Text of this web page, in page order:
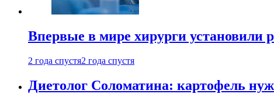
Впервые в мире хирурги установили
2 года спустя2 года спустя
Диетолог Соломатина: картофель